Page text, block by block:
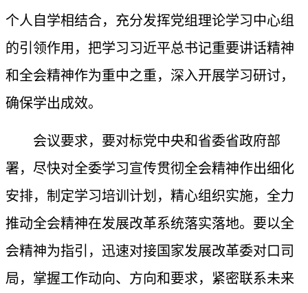
个人自学相结合，充分发挥党组理论学习中心组
的引领作用，把学习习近平总书记重要讲话精神
和全会精神作为重中之重，深入开展学习研讨，
确保学出成效。
会议要求，要对标党中央和省委省政府部
署，尽快对全委学习宣传贯彻全会精神作出细化
安排，制定学习培训计划，精心组织实施，全力
推动全会精神在发展改革系统落实落地。要以全
会精神为指引，迅速对接国家发展改革委对口司
局，掌握工作动向、方向和要求，紧密联系未来